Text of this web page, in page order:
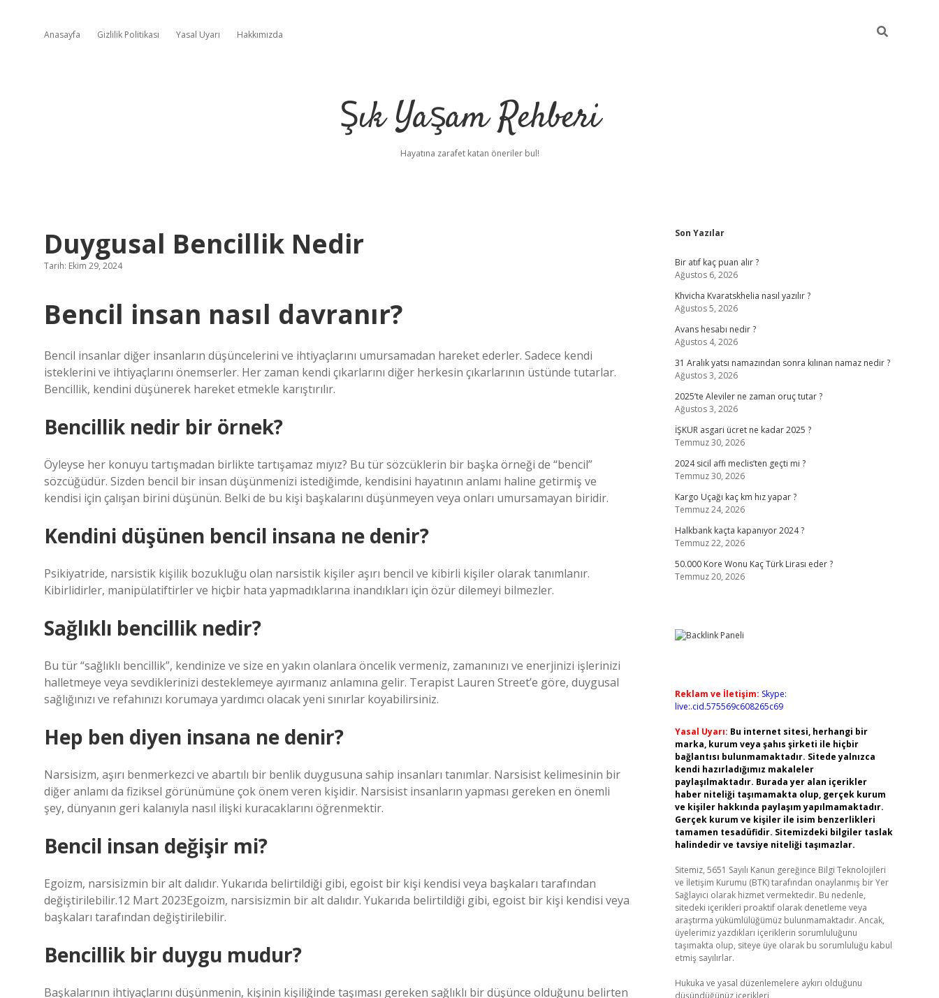
Anasayfa Gizlilik Politikası Yasal Uyarı Hakkımızda
Şık Yaşam Rehberi
Hayatına zarafet katan öneriler bul!
Duygusal Bencillik Nedir
Tarih: Ekim 29, 2024
Bencil insan nasıl davranır?
Bencil insanlar diğer insanların düşüncelerini ve ihtiyaçlarını umursamadan hareket ederler. Sadece kendi
isteklerini ve ihtiyaçlarını önemserler. Her zaman kendi çıkarlarını diğer herkesin çıkarlarının üstünde tutarlar.
Bencillik, kendini düşünerek hareket etmekle karıştırılır.
Bencillik nedir bir örnek?
Öyleyse her konuyu tartışmadan birlikte tartışamaz mıyız? Bu tür sözcüklerin bir başka örneği de “bencil”
sözcüğüdür. Sizden bencil bir insan düşünmenizi istediğimde, kendisini hayatının anlamı haline getirmiş ve
kendisi için çalışan birini düşünün. Belki de bu kişi başkalarını düşünmeyen veya onları umursamayan biridir.
Kendini düşünen bencil insana ne denir?
Psikiyatride, narsistik kişilik bozukluğu olan narsistik kişiler aşırı bencil ve kibirli kişiler olarak tanımlanır.
Kibirlidirler, manipülatiftirler ve hiçbir hata yapmadıklarına inandıkları için özür dilemeyi bilmezler.
Sağlıklı bencillik nedir?
Bu tür “sağlıklı bencillik”, kendinize ve size en yakın olanlara öncelik vermeniz, zamanınızı ve enerjinizi işlerinizi
halletmeye veya sevdiklerinizi desteklemeye ayırmanız anlamına gelir. Terapist Lauren Street’e göre, duygusal
sağlığınızı ve refahınızı korumaya yardımcı olacak yeni sınırlar koyabilirsiniz.
Hep ben diyen insana ne denir?
Narsisizm, aşırı benmerkezci ve abartılı bir benlik duygusuna sahip insanları tanımlar. Narsisist kelimesinin bir
diğer anlamı da fiziksel görünümüne çok önem veren kişidir. Narsisist insanların yapması gereken en önemli
şey, dünyanın geri kalanıyla nasıl ilişki kuracaklarını öğrenmektir.
Bencil insan değişir mi?
Egoizm, narsisizmin bir alt dalıdır. Yukarıda belirtildiği gibi, egoist bir kişi kendisi veya başkaları tarafından
değiştirilebilir.12 Mart 2023Egoizm, narsisizmin bir alt dalıdır. Yukarıda belirtildiği gibi, egoist bir kişi kendisi veya
başkaları tarafından değiştirilebilir.
Bencillik bir duygu mudur?
Başkalarının ihtiyaçlarını düşünmenin, kişinin kişiliğinde taşıması gereken sağlıklı bir düşünce olduğunu belirten
Sidebar
Son Yazılar
Bir atıf kaç puan alır ?
Ağustos 6, 2026
Khvicha Kvaratskhelia nasıl yazılır ?
Ağustos 5, 2026
Avans hesabı nedir ?
Ağustos 4, 2026
31 Aralık yatsı namazından sonra kılınan namaz nedir ?
Ağustos 3, 2026
2025’te Aleviler ne zaman oruç tutar ?
Ağustos 3, 2026
İŞKUR asgari ücret ne kadar 2025 ?
Temmuz 30, 2026
2024 sicil affı meclis’ten geçti mi ?
Temmuz 30, 2026
Kargo Uçağı kaç km hız yapar ?
Temmuz 24, 2026
Halkbank kaçta kapanıyor 2024 ?
Temmuz 22, 2026
50.000 Kore Wonu Kaç Türk Lirası eder ?
Temmuz 20, 2026
Reklam ve İletişim: Skype:
live:.cid.575569c608265c69
Yasal Uyarı: Bu internet sitesi, herhangi bir
marka, kurum veya şahıs şirketi ile hiçbir
bağlantısı bulunmamaktadır. Sitede yalnızca
kendi hazırladığımız makaleler
paylaşılmaktadır. Burada yer alan içerikler
haber niteliği taşımamakta olup, gerçek kurum
ve kişiler hakkında paylaşım yapılmamaktadır.
Gerçek kurum ve kişiler ile isim benzerlikleri
tamamen tesadüfidir. Sitemizdeki bilgiler taslak
halindedir ve tavsiye niteliği taşımazlar.
Sitemiz, 5651 Sayılı Kanun gereğince Bilgi Teknolojileri
ve İletişim Kurumu (BTK) tarafından onaylanmış bir Yer
Sağlayıcı olarak hizmet vermektedir. Bu nedenle,
sitedeki içerikleri proaktif olarak denetleme veya
araştırma yükümlülüğümüz bulunmamaktadır. Ancak,
üyelerimiz yazdıkları içeriklerin sorumluluğunu
taşımakta olup, siteye üye olarak bu sorumluluğu kabul
etmiş sayılırlar.
Hukuka ve yasal düzenlemelere aykırı olduğunu
düşündüğünüz içerikleri,